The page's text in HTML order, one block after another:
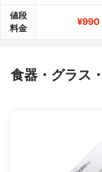
値段
料金
¥990
食器・グラス